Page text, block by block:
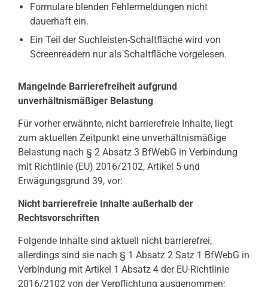
Formulare blenden Fehlermeldungen nicht
dauerhaft ein.
Ein Teil der Suchleisten-Schaltfläche wird von
Screenreadern nur als Schaltfläche vorgelesen.
Mangelnde Barrierefreiheit aufgrund
unverhältnismäßiger Belastung
Für vorher erwähnte, nicht barrierefreie Inhalte, liegt
zum aktuellen Zeitpunkt eine unverhältnismäßige
Belastung nach § 2 Absatz 3 BfWebG in Verbindung
mit Richtlinie (EU) 2016/2102, Artikel 5 und
Erwägungsgrund 39, vor:
Nicht barrierefreie Inhalte außerhalb der
Rechtsvorschriften
Folgende Inhalte sind aktuell nicht barrierefrei,
allerdings sind sie nach § 1 Absatz 2 Satz 1 BfWebG in
Verbindung mit Artikel 1 Absatz 4 der EU-Richtlinie
2016/2102 von der Verpflichtung ausgenommen: